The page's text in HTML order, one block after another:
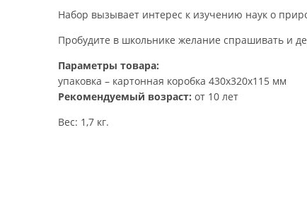
Набор вызывает интерес к изучению наук о
Пробудите в школьнике желание спрашивать и
Параметры товара:
упаковка – картонная коробка 430х320х115 мм
Рекомендуемый возраст: от 10 лет
Вес: 1,7 кг.